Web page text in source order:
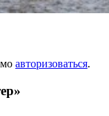
авторизоваться.